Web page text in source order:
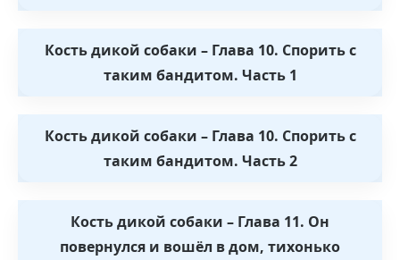
Кость дикой собаки – Глава 10. Спорить с
таким бандитом. Часть 1
Кость дикой собаки – Глава 10. Спорить с
таким бандитом. Часть 2
Кость дикой собаки – Глава 11. Он
повернулся и вошёл в дом, тихонько